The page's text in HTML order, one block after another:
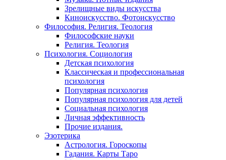
Зрелищные виды искусства
Киноискусство. Фотоискусство
Философия. Религия. Теология
Философские науки
Религия. Теология
Психология. Социология
Детская психология
Классическая и профессиональная
психология
Популярная психология
Популярная психология для детей
Социальная психология
Личная эффективность
Прочие издания.
Эзотерика
Астрология. Гороскопы
Гадания. Карты Таро